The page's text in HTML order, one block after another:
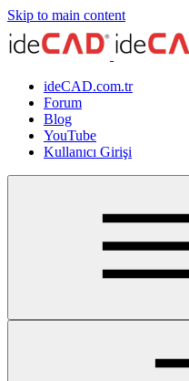
Skip to main content
ideCAD.com.tr
Forum
Blog
YouTube
Kullanıcı Girişi